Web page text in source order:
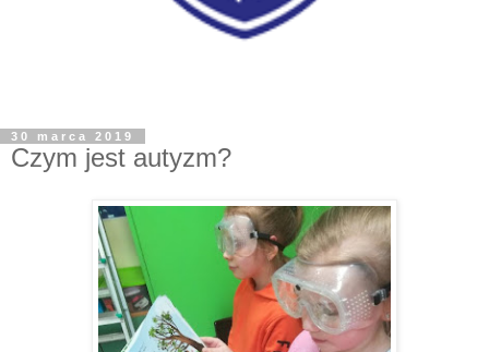
30 marca 2019
Czym jest autyzm?